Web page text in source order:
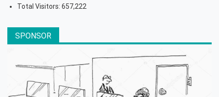
Total Visitors: 657,222
SPONSOR